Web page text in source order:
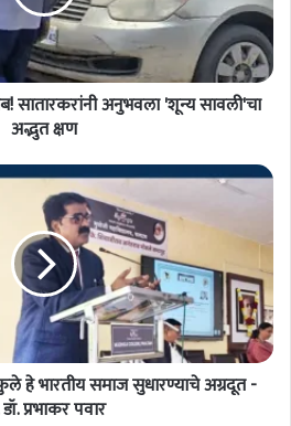
सातारकरांनी अनुभवला 'शून्य सावली'चा
अद्भुत क्षण
हे भारतीय समाज सुधारण्याचे अग्रदूत -
डॉ. प्रभाकर पवार